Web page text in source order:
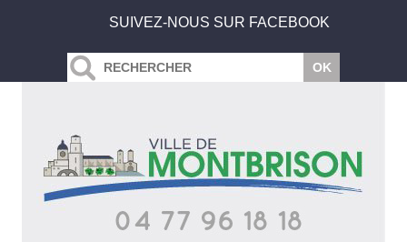
SUIVEZ-NOUS SUR FACEBOOK